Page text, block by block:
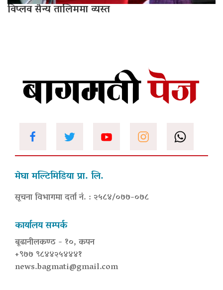
विप्लव सैन्य तालिममा व्यस्त
मेघा मल्टिमिडिया प्रा. लि.
सूचना विभागमा दर्ता नं. : २५८४/०७७-०७८
कार्यालय सम्पर्क
बूढानीलकण्ठ - १०, कपन
+९७७ ९८४४२५४४४१
news.bagmati@gmail.com